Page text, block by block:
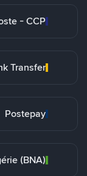
- CCP
Transfer
Postepay
(BNA)